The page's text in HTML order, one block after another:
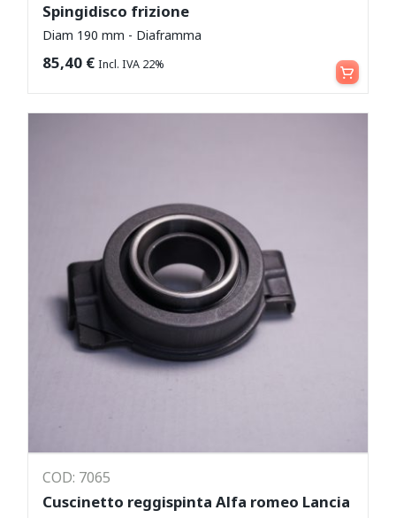
Spingidisco frizione
Diam 190 mm - Diaframma
85,40 € Incl. IVA 22% Aggiungi al carrello
COD: 7065
Cuscinetto reggispinta Alfa romeo Lancia